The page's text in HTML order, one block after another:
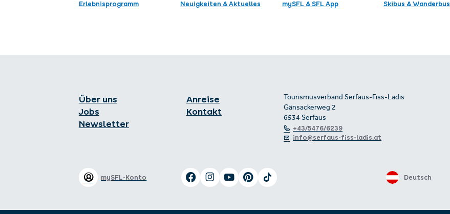
Erlebnisprogramm Neuigkeiten & Aktuelles mySFL & SFL App Skibus & Wanderbus
Über uns
Jobs
Newsletter
Anreise
Kontakt
Tourismusverband Serfaus-Fiss-Ladis
Gänsackerweg 2
6534 Serfaus
+43/5476/6239
info@serfaus-fiss-ladis.at
mySFL-Konto Deutsch